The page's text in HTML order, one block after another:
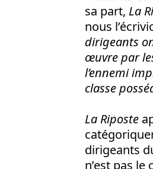
sa part, La
nous
dirigeants
œuvre par
l’ennemi
classe
La Riposte
dirigeants
n’est pas